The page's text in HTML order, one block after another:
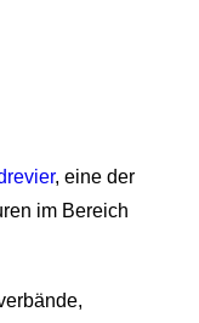
, eine der
im Bereich